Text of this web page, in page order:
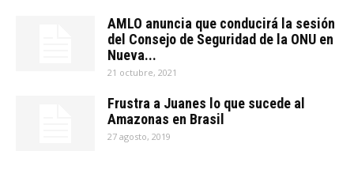
AMLO anuncia que conducirá la sesión
del Consejo de Seguridad de la ONU en
Nueva...
21 octubre, 2021
Frustra a Juanes lo que sucede al
Amazonas en Brasil
27 agosto, 2019